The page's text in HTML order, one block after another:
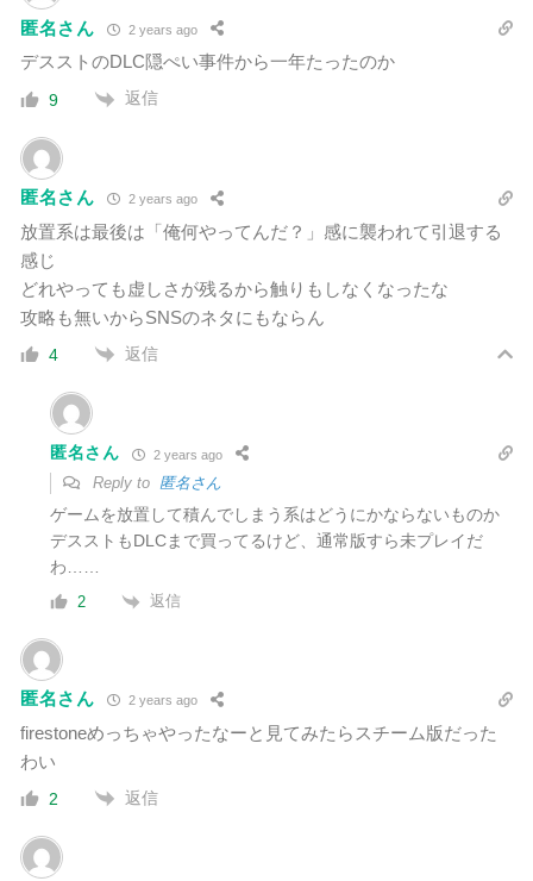
匿名さん 2 years ago
デスストのDLC隠ぺい事件から一年たったのか
9 返信
匿名さん 2 years ago
放置系は最後は「俺何やってんだ？」感に襲われて引退する
感じ
どれやっても虚しさが残るから触りもしなくなったな
攻略も無いからSNSのネタにもならん
4 返信
匿名さん 2 years ago
Reply to 匿名さん
ゲームを放置して積んでしまう系はどうにかならないものか
デスストもDLCまで買ってるけど、通常版すら未プレイだ
わ……
2 返信
匿名さん 2 years ago
firestoneめっちゃやったなーと見てみたらスチーム版だった
わい
2 返信